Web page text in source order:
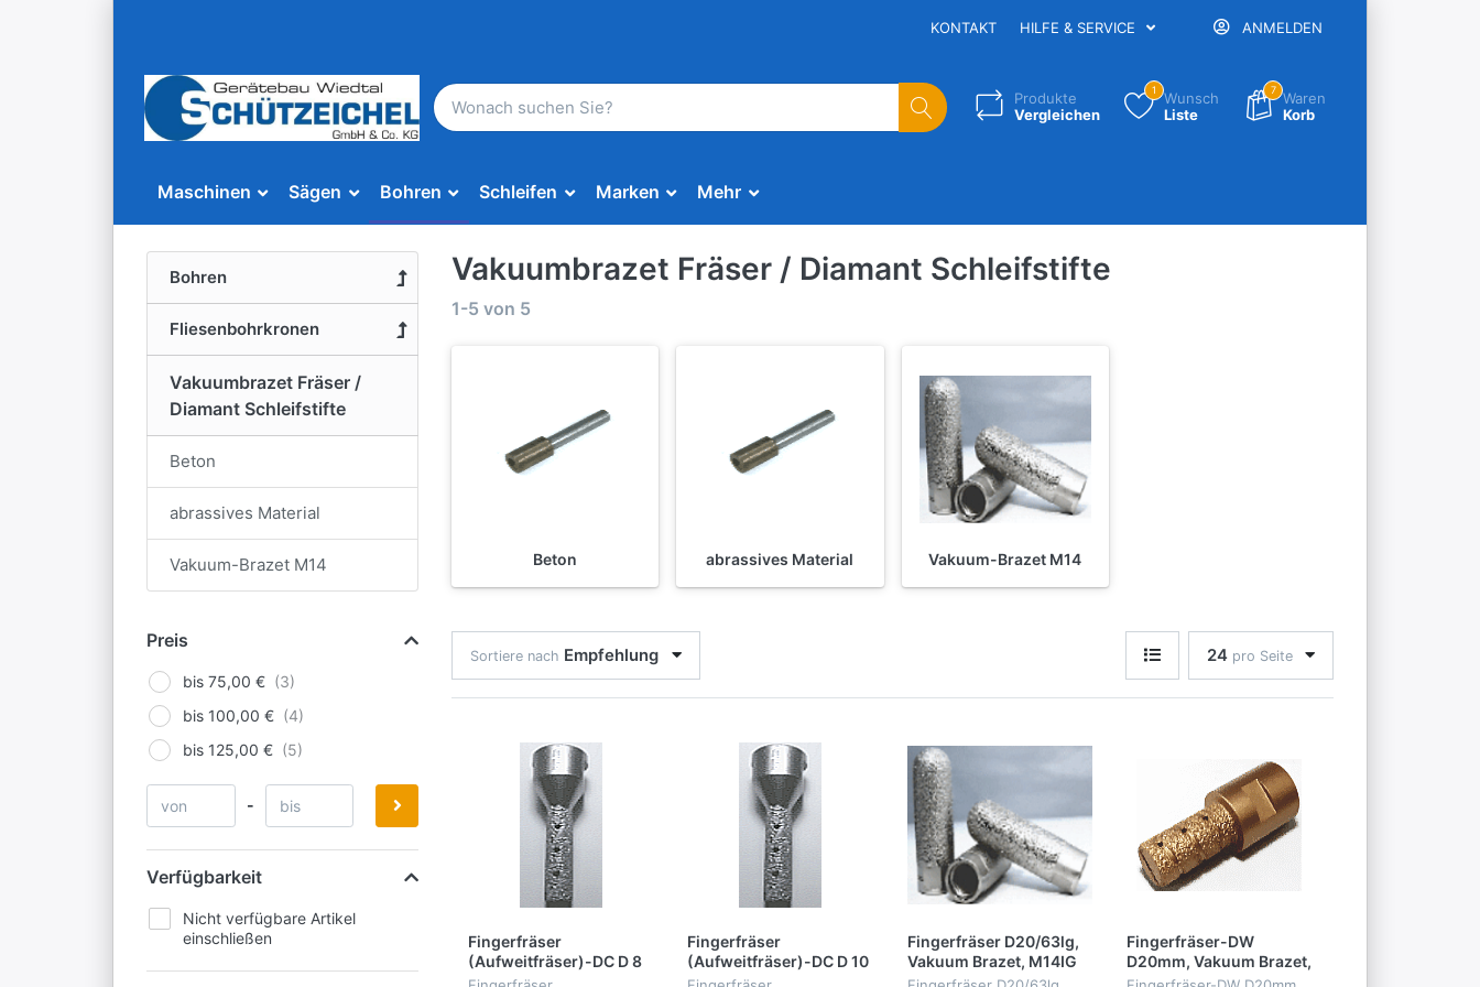
KONTAKT HILFE & SERVICE ANMELDEN
Produkte
Vergleichen
1
Wunsch
Liste
7 Waren
Korb
Maschinen Sägen Bohren Schleifen Marken Mehr
Bohren
Fliesenbohrkronen
Vakuumbrazet Fräser /
Diamant Schleifstifte
Beton
abrassives Material
Vakuum-Brazet M14
Preis
bis 75,00 €
bis 100,00 €
bis 125,00 €
-
Verfügbarkeit
Nicht verfügbare Artikel
einschließen
Vakuumbrazet Fräser / Diamant Schleifstifte
1-5 von 5
Beton abrassives Material Vakuum-Brazet M14
Sortiere nach Empfehlung 24pro Seite
Fingerfräser
(Aufweitfräser)-DC D 8
mm, Vakuum Brazet,
Fingerfräser
(Aufweitfräser)-DC D 10
mm, Vakuum Brazet,
Fingerfräser D20/63lg,
Vakuum Brazet, M14IG
Fingerfräser-DW
D20mm, Vakuum Brazet,
M14IG